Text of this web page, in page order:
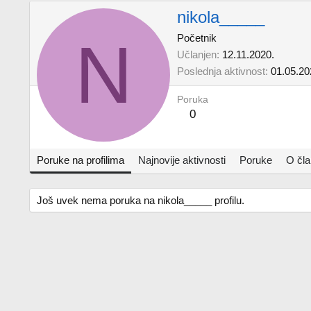
N
nikola_____
Početnik
Učlanjen 12.11.2020.
Poslednja aktivnost
Poruka
0
Poruke na profilima Najnovije aktivnosti Poruke O
Još uvek nema poruka na nikola_____ profilu.